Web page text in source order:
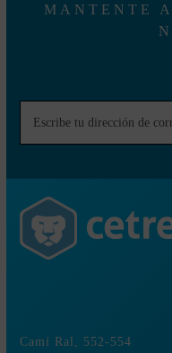
MANTENTE
dirección
electrónico
Camí Ral, 552-554